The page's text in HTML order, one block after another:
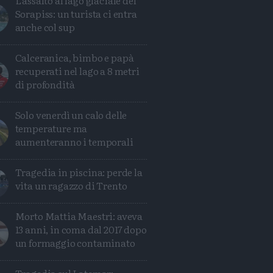
Sorapiss: un turista ci entra
anche col sup
Calceranica, bimbo e papà
recuperati nel lago a 8 metri
di profondità
Solo venerdì un calo delle
temperature ma
aumenteranno i temporali
Tragedia in piscina: perde la
vita un ragazzo di Trento
Morto Mattia Maestri: aveva
13 anni, in coma dal 2017 dopo
un formaggio contaminato